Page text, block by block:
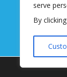
serve
By